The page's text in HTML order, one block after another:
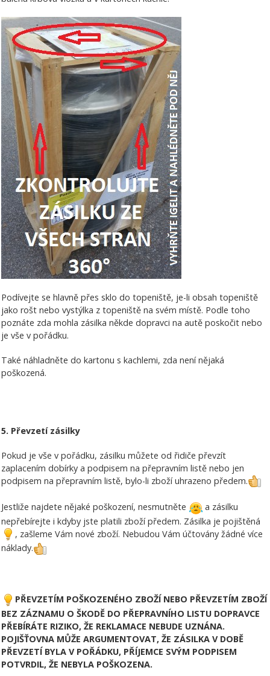
Podívejte se hlavně přes sklo do topeniště, je-li obsah topeniště
jako rošt nebo vystýlka z topeniště na svém místě. Podle toho
poznáte zda mohla zásilka někde dopravci na autě poskočit nebo
je vše v pořádku.
Také náhladněte do kartonu s kachlemi, zda není nějaká
poškozená.
5. Převzetí zásilky
Pokud je vše v pořádku, zásilku můžete od řidiče převzít
zaplacením dobírky a podpisem na přepravním listě nebo jen
podpisem na přepravním listě, bylo-li zboží uhrazeno předem.
Jestliže najdete nějaké poškození, nesmutněte
a zásilku
nepřebírejte i kdyby jste platili zboží předem. Zásilka je pojištěná
, zašleme Vám nové zboží. Nebudou Vám účtovány žádné více
náklady.
PŘEVZETÍM POŠKOZENÉHO ZBOŽÍ NEBO PŘEVZETÍM ZBOŽÍ
BEZ ZÁZNAMU O ŠKODĚ DO PŘEPRAVNÍHO LISTU DOPRAVCE
PŘEBÍRÁTE RIZIKO, ŽE REKLAMACE NEBUDE UZNÁNA.
POJIŠŤOVNA MŮŽE ARGUMENTOVAT, ŽE ZÁSILKA V DOBĚ
PŘEVZETÍ BYLA V POŘÁDKU, PŘÍJEMCE SVÝM PODPISEM
POTVRDIL, ŽE NEBYLA POŠKOZENA.